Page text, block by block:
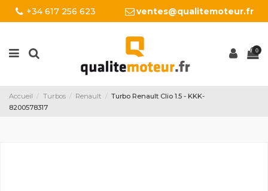
+34 617 256 623 ventes@qualitemoteur.fr
0
Accueil Turbos Renault
Turbo Renault Clio 1.5 - KKK-
8200578317